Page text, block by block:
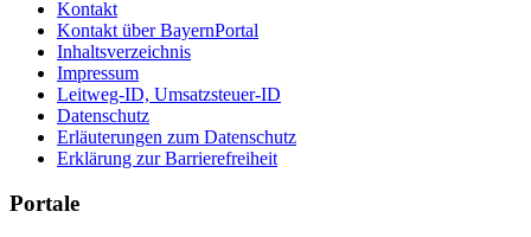
Kontakt
Kontakt über BayernPortal
Inhaltsverzeichnis
Impressum
Leitweg-ID, Umsatzsteuer-ID
Datenschutz
Erläuterungen zum Datenschutz
Erklärung zur Barrierefreiheit
Portale